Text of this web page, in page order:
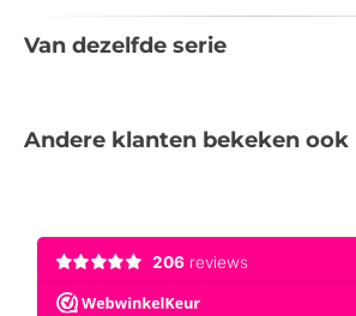
Van dezelfde serie
Andere klanten bekeken ook